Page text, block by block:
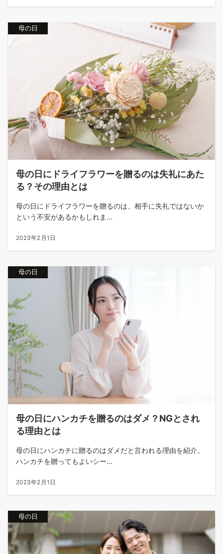
母の日
母の日にドライフラワーを贈るのは失礼にあた
る？その理由とは
母の日にドライフラワーを贈るのは、相手に失礼ではないか
という不安があるかもしれま...
2023年2月1日
母の日
母の日にハンカチを贈るのはダメ？NGとされ
る理由とは
母の日にハンカチに贈るのはダメだと言われる理由を紹介。
ハンカチを贈ってもよいシー...
2023年2月1日
母の日